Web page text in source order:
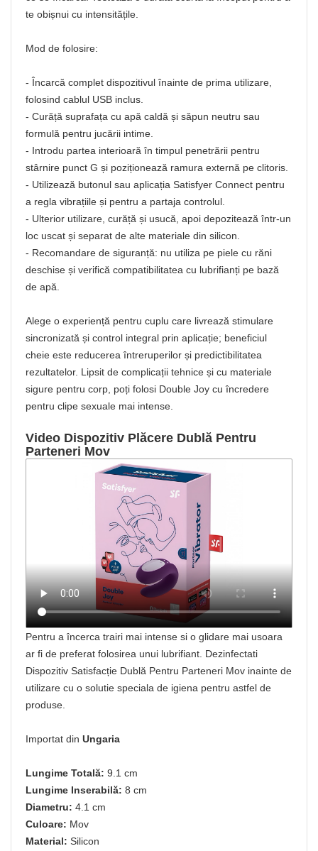
te obișnui cu intensitățile.
Mod de folosire:
- Încarcă complet dispozitivul înainte de prima utilizare,
folosind cablul USB inclus.
- Curăță suprafața cu apă caldă și săpun neutru sau
formulă pentru jucării intime.
- Introdu partea interioară în timpul penetrării pentru
stârnire punct G și poziționează ramura externă pe clitoris.
- Utilizează butonul sau aplicația Satisfyer Connect pentru
a regla vibrațiile și pentru a partaja controlul.
- Ulterior utilizare, curăță și usucă, apoi depozitează într-un
loc uscat și separat de alte materiale din silicon.
- Recomandare de siguranță: nu utiliza pe piele cu răni
deschise și verifică compatibilitatea cu lubrifianți pe bază
de apă.
Alege o experiență pentru cuplu care livrează stimulare
sincronizată și control integral prin aplicație; beneficiul
cheie este reducerea întreruperilor și predictibilitatea
rezultatelor. Lipsit de complicații tehnice și cu materiale
sigure pentru corp, poți folosi Double Joy cu încredere
pentru clipe sexuale mai intense.
Video Dispozitiv Plăcere Dublă Pentru
Parteneri Mov
Pentru a încerca trairi mai intense si o glidare mai usoara
ar fi de preferat folosirea unui lubrifiant. Dezinfectati
Dispozitiv Satisfacție Dublă Pentru Parteneri Mov inainte de
utilizare cu o solutie speciala de igiena pentru astfel de
produse.
Importat din Ungaria
Lungime Totală: 9.1 cm
Lungime Inserabilă: 8 cm
Diametru: 4.1 cm
Culoare: Mov
Material: Silicon